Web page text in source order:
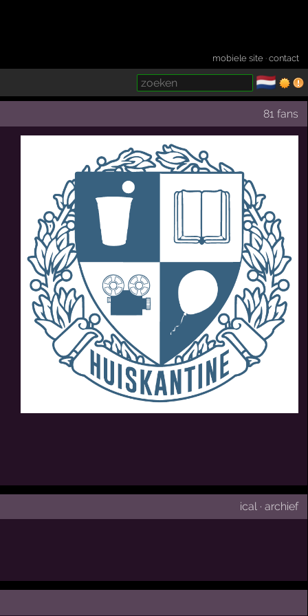
mobiele site ·contact
🇳🇱
81 fans
ical ·archief